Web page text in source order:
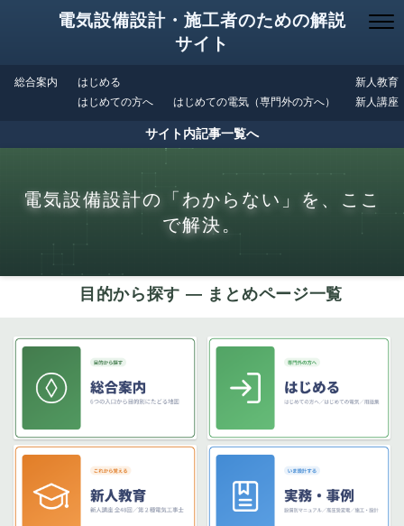
電気設備設計・施工者のための解説
サイト
総合案内
はじめる
はじめての方へ
はじめての電気（専門外の方へ）
新人教育
新人講座
サイト内記事一覧へ
電気設備設計の「わからない」を、ここ
で解決。